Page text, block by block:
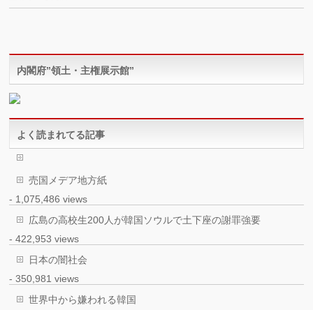
内閣府”領土・主権展示館”
よく読まれてる記事
売国メデア地方紙
- 1,075,486 views
広島の高校生200人が韓国ソウルで土下座の謝罪強要
- 422,953 views
日本の闇社会
- 350,981 views
世界中から嫌われる韓国